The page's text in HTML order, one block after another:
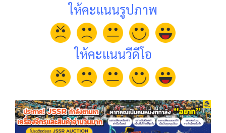
ให้คะแนนรูปภาพ
ให้คะแนนวีดีโอ